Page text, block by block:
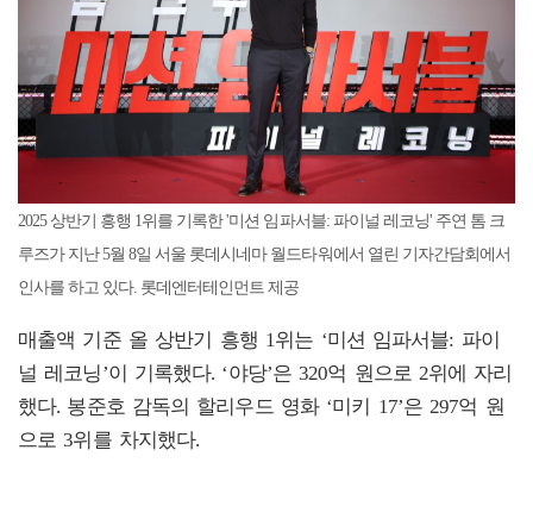
2025 상반기 흥행 1위를 기록한 '미션 임파서블: 파이널 레코닝' 주연 톰 크
루즈가 지난 5월 8일 서울 롯데시네마 월드타워에서 열린 기자간담회에서
인사를 하고 있다. 롯데엔터테인먼트 제공
매출액 기준 올 상반기 흥행 1위는 ‘미션 임파서블: 파이
널 레코닝’이 기록했다. ‘야당’은 320억 원으로 2위에 자리
했다. 봉준호 감독의 할리우드 영화 ‘미키 17’은 297억 원
으로 3위를 차지했다.